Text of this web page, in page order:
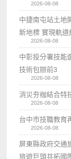
2026-08-08
中捷南屯站土地
新地標 實現軌道
2026-08-08
中彰投分署技能
技術包辦前3
2026-08-08
消災夯枷結合特
2026-08-08
台中市技職教育
2026-08-08
屏東縣政府交通
旅遊巨頭共拓國